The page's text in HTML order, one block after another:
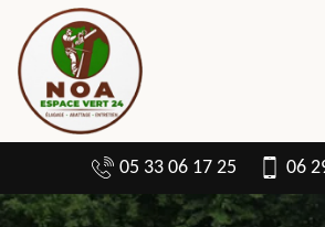
05 33 06 17 25 06